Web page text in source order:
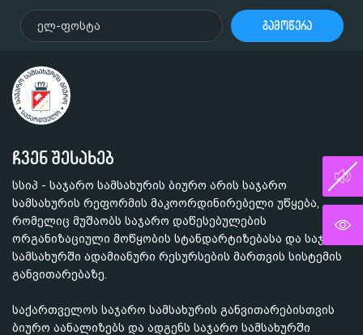
გამოწერა
ჩვენ შესახებ
სსიპ - საჯარო სამსახურის ბიურო არის საჯარო
სამსახურის რეფორმის მაკოორდინირებელი უწყება,
რომელიც მუშაობს საჯარო დაწესებულების
ორგანიზაციული მოწყობის სტანდარტიზებასა და საჯარო
სამსახურში ადამიანური რესურსების მართვის სისტემის
განვითარებაზე.
საქართველოს საჯარო სამსახურის განვითარებისთვის
ბიურო აანალიზებს და ადგენს საჯარო სამსახურში